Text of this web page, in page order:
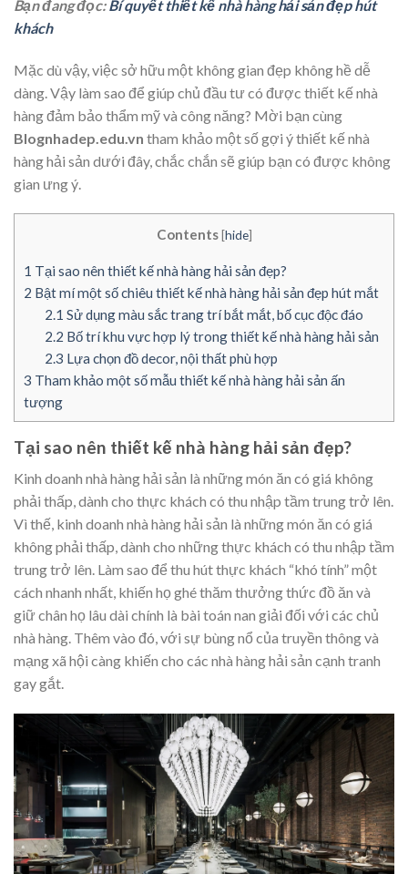
Bạn đang đọc:Bí quyết thiết kế nhà hàng hải sản đẹp hút
khách
Mặc dù vậy, việc sở hữu một không gian đẹp không hề dễ
dàng. Vậy làm sao để giúp chủ đầu tư có được thiết kế nhà
hàng đảm bảo thẩm mỹ và công năng? Mời bạn cùng
Blognhadep.edu.vn tham khảo một số gợi ý thiết kế nhà
hàng hải sản dưới đây, chắc chắn sẽ giúp bạn có được không
gian ưng ý.
Contents [hide]
1 Tại sao nên thiết kế nhà hàng hải sản đẹp?
2 Bật mí một số chiêu thiết kế nhà hàng hải sản đẹp hút mắt
2.1 Sử dụng màu sắc trang trí bắt mắt, bố cục độc đáo
2.2 Bố trí khu vực hợp lý trong thiết kế nhà hàng hải sản
2.3 Lựa chọn đồ decor, nội thất phù hợp
3 Tham khảo một số mẫu thiết kế nhà hàng hải sản ấn
tượng
Tại sao nên thiết kế nhà hàng hải sản đẹp?
Kinh doanh nhà hàng hải sản là những món ăn có giá không
phải thấp, dành cho thực khách có thu nhập tầm trung trở lên.
Vì thế, kinh doanh nhà hàng hải sản là những món ăn có giá
không phải thấp, dành cho những thực khách có thu nhập tầm
trung trở lên. Làm sao để thu hút thực khách “khó tính” một
cách nhanh nhất, khiến họ ghé thăm thưởng thức đồ ăn và
giữ chân họ lâu dài chính là bài toán nan giải đối với các chủ
nhà hàng. Thêm vào đó, với sự bùng nổ của truyền thông và
mạng xã hội càng khiến cho các nhà hàng hải sản cạnh tranh
gay gắt.